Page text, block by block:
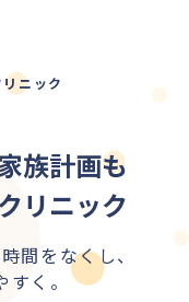
ニック
族計画も
リニック
間をなくし、
く。